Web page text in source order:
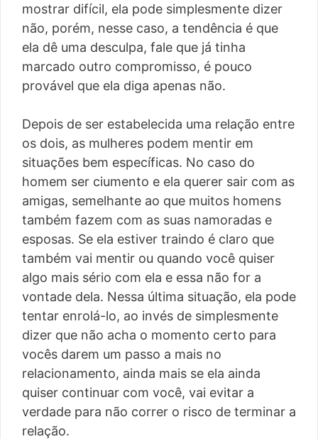
mostrar difícil, ela pode simplesmente dizer
não, porém, nesse caso, a tendência é que
ela dê uma desculpa, fale que já tinha
marcado outro compromisso, é pouco
provável que ela diga apenas não.
Depois de ser estabelecida uma relação entre
os dois, as mulheres podem mentir em
situações bem específicas. No caso do
homem ser ciumento e ela querer sair com as
amigas, semelhante ao que muitos homens
também fazem com as suas namoradas e
esposas. Se ela estiver traindo é claro que
também vai mentir ou quando você quiser
algo mais sério com ela e essa não for a
vontade dela. Nessa última situação, ela pode
tentar enrolá-lo, ao invés de simplesmente
dizer que não acha o momento certo para
vocês darem um passo a mais no
relacionamento, ainda mais se ela ainda
quiser continuar com você, vai evitar a
verdade para não correr o risco de terminar a
relação.